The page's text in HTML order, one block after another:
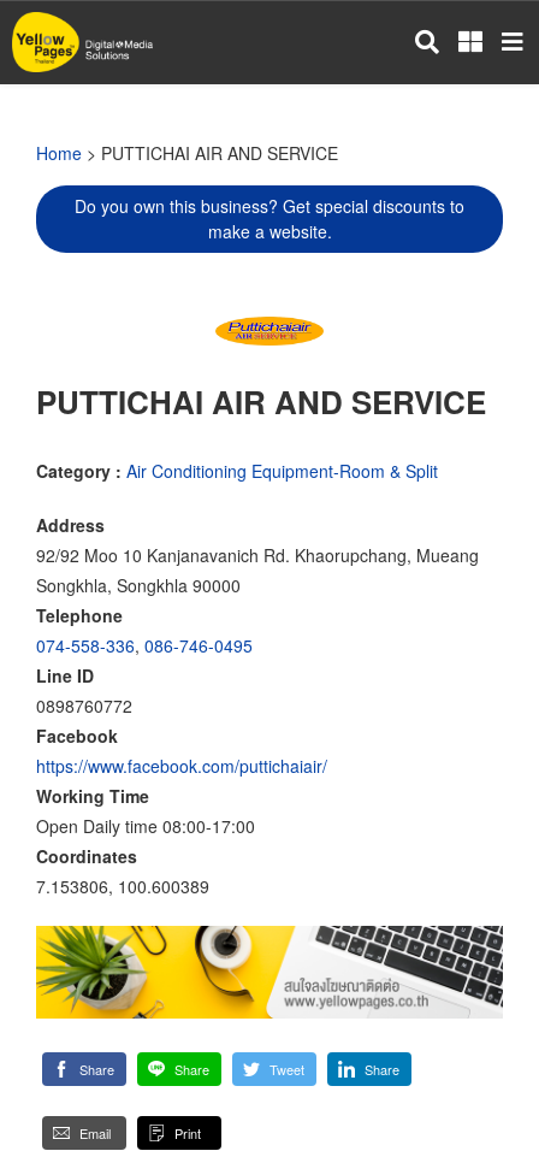
Skip
to
main
Home > PUTTICHAI AIR AND SERVICE
Do you own this business? Get special discounts to
make a website.
PUTTICHAI AIR AND SERVICE
Category : Air Conditioning Equipment-Room & Split
Address
92/92 Moo 10 Kanjanavanich Rd. Khaorupchang, Mueang
Songkhla, Songkhla 90000
Telephone
074-558-336, 086-746-0495
Line ID
0898760772
Facebook
https://www.facebook.com/puttichaiair/
Working Time
Open Daily time 08:00-17:00
Coordinates
7.153806, 100.600389
Share Share Tweet Share
Email Print